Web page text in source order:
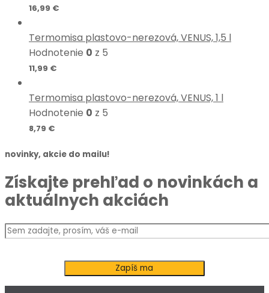
16,99 €
Termomisa plastovo-nerezová, VENUS, 1,5 l
Hodnotenie 0 z 5
11,99 €
Termomisa plastovo-nerezová, VENUS, 1 l
Hodnotenie 0 z 5
8,79 €
novinky, akcie do mailu!
Získajte prehľad o novinkách a
aktuálnych akciách